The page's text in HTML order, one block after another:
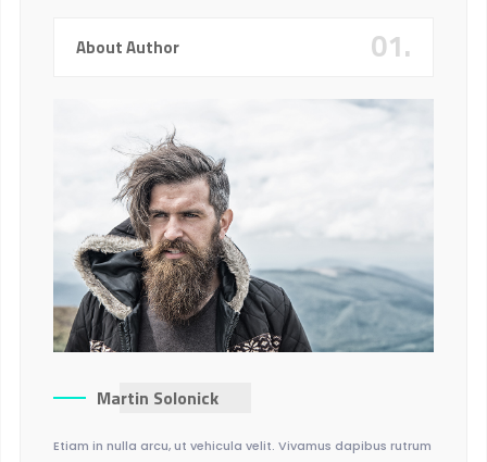
About Author 01.
Martin Solonick
Etiam in nulla arcu, ut vehicula velit. Vivamus dapibus rutrum